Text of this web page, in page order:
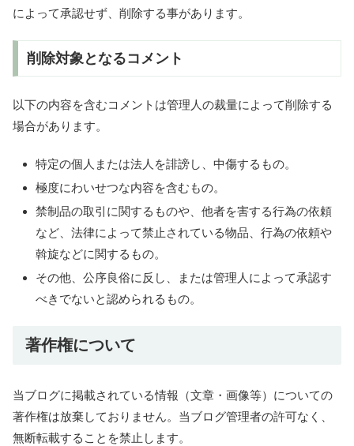
によって承認せず、削除する事があります。
削除対象となるコメント
以下の内容を含むコメントは管理人の裁量によって削除する
場合があります。
特定の個人または法人を誹謗し、中傷するもの。
極度にわいせつな内容を含むもの。
禁制品の取引に関するものや、他者を害する行為の依頼
など、法律によって禁止されている物品、行為の依頼や
斡旋などに関するもの。
その他、公序良俗に反し、または管理人によって承認す
べきでないと認められるもの。
著作権について
当ブログに掲載されている情報（文章・画像等）についての
著作権は放棄しておりません。当ブログ管理者の許可なく、
無断転載することを禁止します。